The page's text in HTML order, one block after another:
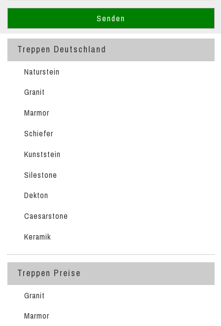
Treppen Deutschland
Naturstein
Granit
Marmor
Schiefer
Kunststein
Silestone
Dekton
Caesarstone
Keramik
Treppen Preise
Granit
Marmor